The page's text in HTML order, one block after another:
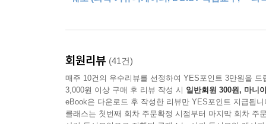
양손에 쥐는 게 도움이 된다. 몸이 따뜻해지면 옥
마음가짐은 내 안의 화학작용을 얼마나 잘 조율하
여섯 가지 물질을 조합한 상황별 레시피로
지금 내게 필요한 감정을 제조하다
회원리뷰 (41건)
매주 10건의 우수리뷰를 선정하여 YES포인트 3만원을 드
3,000원 이상 구매 후 리뷰 작성 시 일반회원 300원, 마니
eBook은 다운로드 후 작성한 리뷰만 YES포인트 지급됩니
클래스는 첫번째 회차 주문확정 시점부터 마지막 회차 주